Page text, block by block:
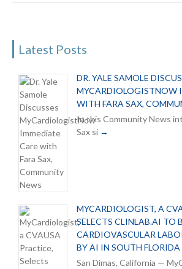
Latest Posts
DR. YALE SAMOLE
MYCARDIOLOGISTNOW
WITH FARA SAX,
In this Community News
Sax si
MYCARDIOLOGIST, A
SELECTS CLINLAB.AI TO
CARDIOVASCULAR
BY AI IN SOUTH FLORIDA
San Dimas, California —